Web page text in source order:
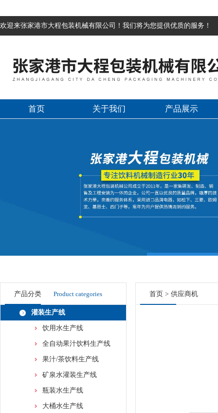
欢迎来张家港市大程包装机械有限公司！我们将为您提供优质的服务！
首页 关于我们 产品展示
产品分类 Product categories
灌装生产线
饮用水生产线
全自动果汁饮料生产线
果汁/茶饮料生产线
矿泉水灌装生产线
瓶装水生产线
大桶水生产线
首页 > 供应商机